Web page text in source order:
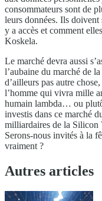
consommateurs sont de
leurs données. Ils doivent
y a accès et comment
Koskela.
Le marché devra aussi
l’aubaine du marché de
d’ailleurs pas autre
l’homme qui vivra mille
humain lambda… ou
investis dans ce marché
milliardaires de la Silicon
Serons-nous invités à la
vraiment ?
Autres articles